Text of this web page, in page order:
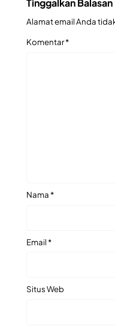
Tinggalkan Balasan
Alamat email Anda
Komentar*
Nama*
Email*
Situs Web